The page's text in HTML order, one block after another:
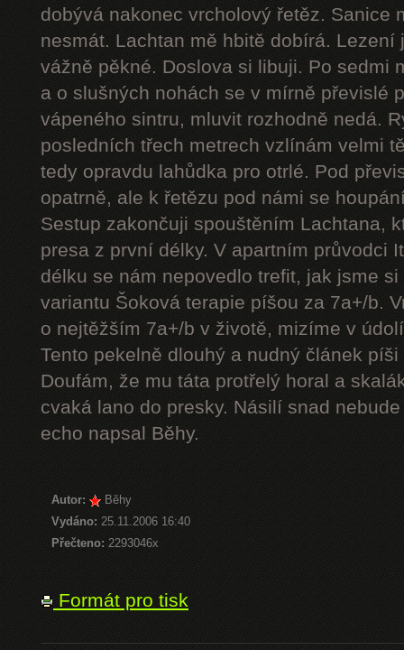
dobývá nakonec vrcholový řetěz. Sanice
nesmát. Lachtan mě hbitě dobírá.
vážně pěkné. Doslova si libuji. Po sedmi
a o slušných nohách se v mírně převislé
vápeného sintru, mluvit rozhodně nedá.
posledních třech metrech vzlínám velmi
tedy opravdu lahůdka pro otrlé. Pod
opatrně, ale k řetězu pod námi se
Sestup zakončuji spouštěním Lachtana,
presa z první délky. V apartním průvodci
délku se nám nepovedlo trefit, jak jsme
variantu Šoková terapie píšou za 7a+/b.
o nejtěžším 7a+/b v životě, mizíme v
Tento pekelně dlouhý a nudný článek
Doufám, že mu táta protřelý horal a
cvaká lano do presky. Násilí snad
echo napsal Běhy.
Autor:
Běhy
Vydáno: 25.11.2006 16:40
Přečteno: 2293046x
Formát pro tisk